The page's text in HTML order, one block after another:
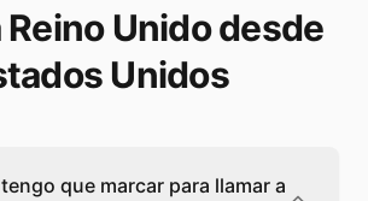
Reino Unido desde
Unidos
que marcar para llamar a